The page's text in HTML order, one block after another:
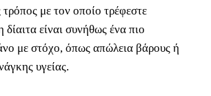
τρόπος με τον οποίο τρέφεστε
είναι συνήθως ένα πιο
με στόχο, όπως απώλεια βάρους ή
υγείας.